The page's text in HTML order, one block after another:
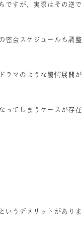
ですが、実際はその逆で
密会スケジュールも調整
ラマのような驚愕展開が
ってしまうケースが存在
いうデメリットがありま